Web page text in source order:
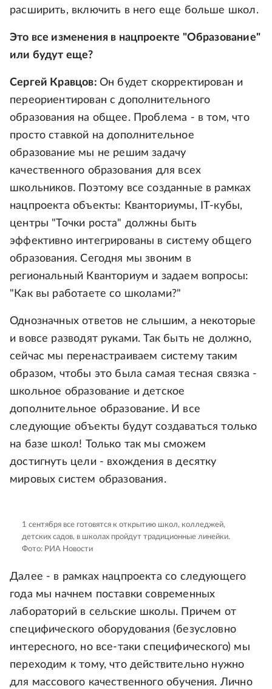
расширить, включить в него еще больше школ.
Это все изменения в нацпроекте "Образование"
или будут еще?
Сергей Кравцов: Он будет скорректирован и
переориентирован с дополнительного
образования на общее. Проблема - в том, что
просто ставкой на дополнительное
образование мы не решим задачу
качественного образования для всех
школьников. Поэтому все созданные в рамках
нацпроекта объекты: Кванториумы, IT-кубы,
центры "Точки роста" должны быть
эффективно интегрированы в систему общего
образования. Сегодня мы звоним в
региональный Кванториум и задаем вопросы:
"Как вы работаете со школами?"
Однозначных ответов не слышим, а некоторые
и вовсе разводят руками. Так быть не должно,
сейчас мы перенастраиваем систему таким
образом, чтобы это была самая тесная связка -
школьное образование и детское
дополнительное образование. И все
следующие объекты будут создаваться только
на базе школ! Только так мы сможем
достигнуть цели - вхождения в десятку
мировых систем образования.
1 сентября все готовятся к открытию школ, колледжей,
детских садов, в школах пройдут традиционные линейки.
Фото: РИА Новости
Далее - в рамках нацпроекта со следующего
года мы начнем поставки современных
лабораторий в сельские школы. Причем от
специфического оборудования (безусловно
интересного, но все-таки специфического) мы
переходим к тому, что действительно нужно
для массового качественного обучения. Лично